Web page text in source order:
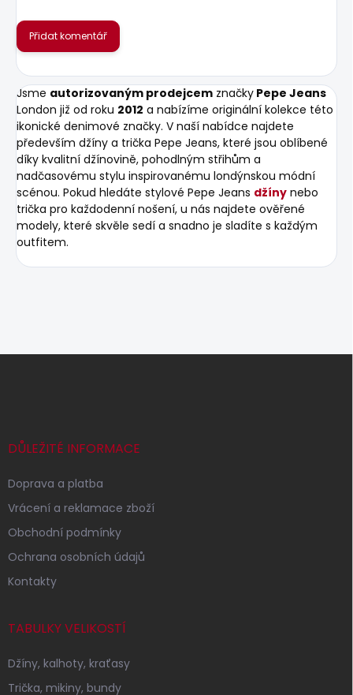
Přidat komentář
Jsme autorizovaným prodejcem značky Pepe Jeans
London již od roku 2012 a nabízíme originální kolekce této
ikonické denimové značky. V naší nabídce najdete
především džíny a trička Pepe Jeans, které jsou oblíbené
díky kvalitní džínovině, pohodlným střihům a
nadčasovému stylu inspirovanému londýnskou módní
scénou. Pokud hledáte stylové Pepe Jeans džíny nebo
trička pro každodenní nošení, u nás najdete ověřené
modely, které skvěle sedí a snadno je sladíte s každým
outfitem.
Z
DŮLEŽITÉ INFORMACE
Doprava a platba
Vrácení a reklamace zboží
Obchodní podmínky
Ochrana osobních údajů
Kontakty
TABULKY VELIKOSTÍ
Džíny, kalhoty, kraťasy
Trička, mikiny, bundy